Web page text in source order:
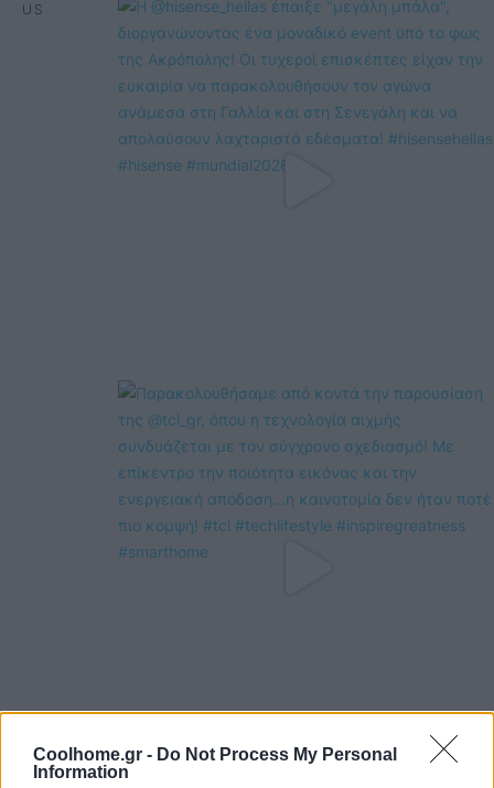
Coolhome.gr - Do Not Process My Personal
Information
US